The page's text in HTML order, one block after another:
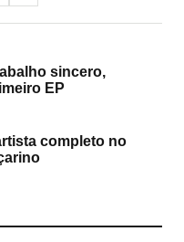
sincero,
EP
completo no